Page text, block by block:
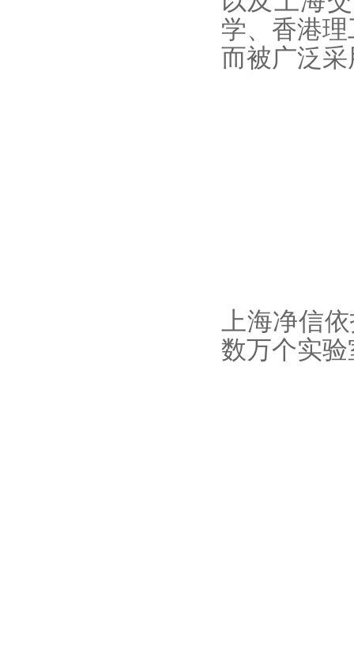
学、香港
而被广泛采
上海净信
数万个实